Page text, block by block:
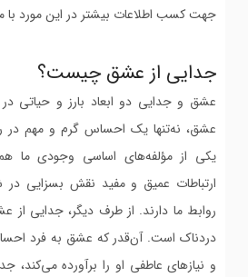
جهت کسب اطلاعات بیشتر در این مورد با
جدایی از عشق چیست؟
عشق و جدایی دو ابعاد بارز و حیاتی
عشق، نه‌تنها یک احساس گرم و مهم در
یکی از مؤلفه‌های اساسی وجودی
ارتباطات عمیق و مفید نقش بسزایی
روابط ما دارند. از طرف دیگر، جدایی از
دردناک است. آن‌قدر که عشق به فرد
و نیازهای عاطفی او را برآورده می‌کند،